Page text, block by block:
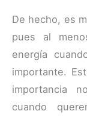
De hecho, es
pues al
energía
importante.
importancia
cuando